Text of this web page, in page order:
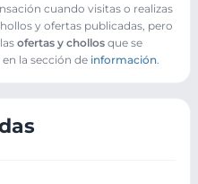
cuando visitas o realizas
y ofertas publicadas, pero
ofertas y chollos que se
la sección de información